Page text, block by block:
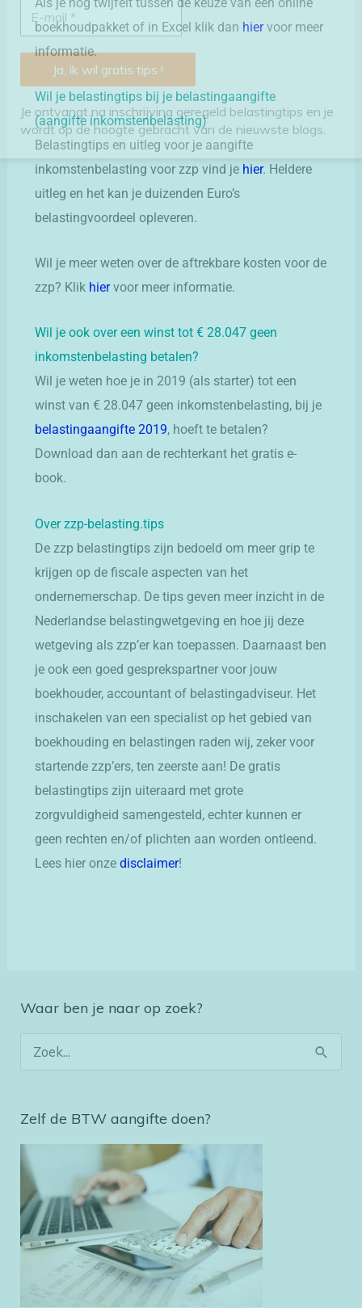
boekhoudpakket of in Excel klik dan hiervoor meer
informatie.
Wil je belastingtips bij je belastingaangifte
(aangifte inkomstenbelasting)
Belastingtips en uitleg voor je aangifte
inkomstenbelasting voor zzp vind je hier. Heldere
uitleg en het kan je duizenden Euro’s
belastingvoordeel opleveren.
Wil je meer weten over de aftrekbare kosten voor de
zzp? Klik hiervoor meer informatie.
Wil je ook over een winst tot € 28.047 geen
inkomstenbelasting betalen?
Wil je weten hoe je in 2019 (als starter) tot een
winst van € 28.047 geen inkomstenbelasting, bij je
belastingaangifte 2019, hoeft te betalen?
Download dan aan de rechterkant het gratis e-
book.
Over zzp-belasting.tips
De zzp belastingtips zijn bedoeld om meer grip te
krijgen op de fiscale aspecten van het
ondernemerschap. De tips geven meer inzicht in de
Nederlandse belastingwetgeving en hoe jij deze
wetgeving als zzp’er kan toepassen. Daarnaast ben
je ook een goed gesprekspartner voor jouw
boekhouder, accountant of belastingadviseur. Het
inschakelen van een specialist op het gebied van
boekhouding en belastingen raden wij, zeker voor
startende zzp’ers, ten zeerste aan! De gratis
belastingtips zijn uiteraard met grote
zorgvuldigheid samengesteld, echter kunnen er
geen rechten en/of plichten aan worden ontleend.
Lees hier onzedisclaimer!
Waar ben je naar op zoek?
n
a
r
Zelf de BTW aangifte doen?
Je ontvangt na inschrijving geregeld belastingtips en je
wordt op de hoogte gebracht van de nieuwste blogs.